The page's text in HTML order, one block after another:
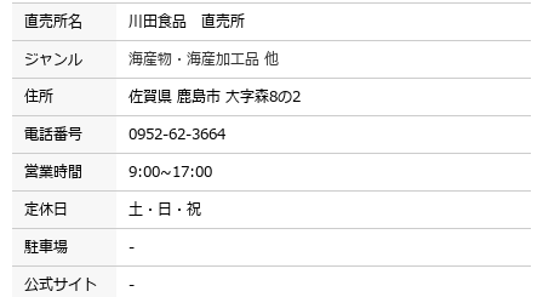
直売所名
川田食品 直売所
ジャンル
海産物・海産加工品 他
住所
佐賀県 鹿島市 大字森8の2
電話番号
0952-62-3664
営業時間
9:00~17:00
定休日
土・日・祝
駐車場
-
公式サイト
-